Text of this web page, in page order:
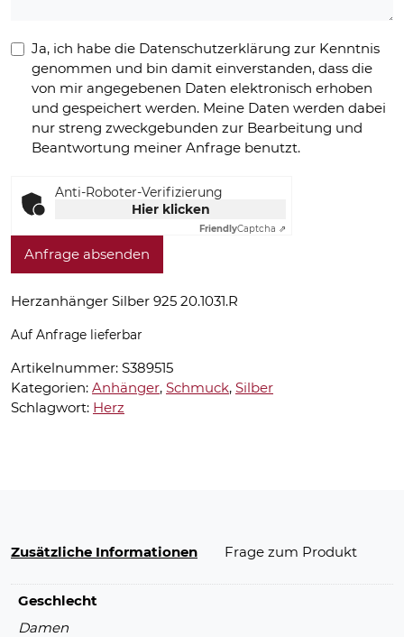
Ja, ich habe die Datenschutzerklärung zur Kenntnis
genommen und bin damit einverstanden, dass die
von mir angegebenen Daten elektronisch erhoben
und gespeichert werden. Meine Daten werden dabei
nur streng zweckgebunden zur Bearbeitung und
Beantwortung meiner Anfrage benutzt.
Anti-Roboter-Verifizierung
Hier klicken
FriendlyCaptcha ⇗
Anfrage absenden
Herzanhänger Silber 925 20.1031.R
Auf Anfrage lieferbar
Artikelnummer: S389515
Kategorien: Anhänger, Schmuck, Silber
Schlagwort: Herz
Zusätzliche Informationen Frage zum Produkt
Geschlecht
Damen